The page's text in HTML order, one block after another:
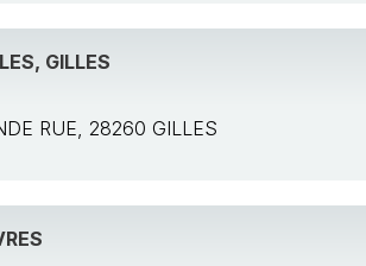
GILLES
RUE, 28260 GILLES